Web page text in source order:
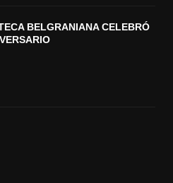
BELGRANIANA CELEBRÓ